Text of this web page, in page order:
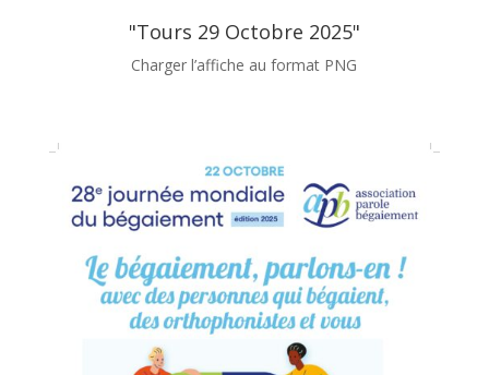
"Tours 29 Octobre 2025"
Charger l’affiche au format PNG